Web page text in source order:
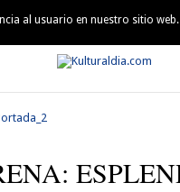
ES QUIÉN AGENDA
al usuario en nuestro sitio